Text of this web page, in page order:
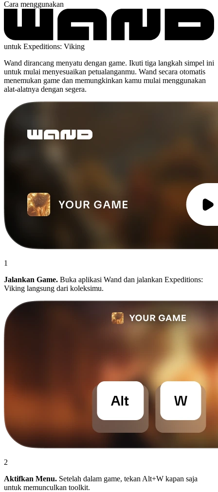
Cara menggunakan
untuk Expeditions: Viking
Wand dirancang menyatu dengan game. Ikuti tiga langkah simpel ini
untuk mulai menyesuaikan petualanganmu. Wand secara otomatis
menemukan game dan memungkinkan kamu mulai menggunakan
alat-alatnya dengan segera.
1
Jalankan Game. Buka aplikasi Wand dan jalankan Expeditions:
Viking langsung dari koleksimu.
2
Aktifkan Menu. Setelah dalam game, tekan Alt+W kapan saja
untuk memunculkan toolkit.